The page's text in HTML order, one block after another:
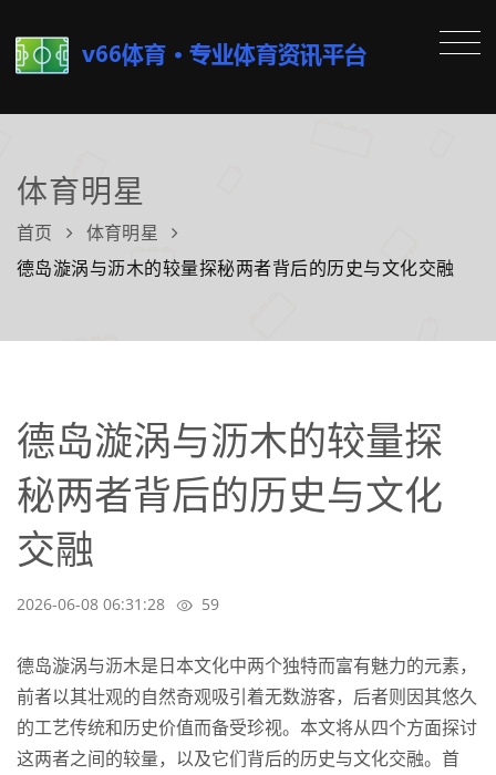
体育明星
首页
体育明星
德岛漩涡与沥木的较量探秘两者背后的历史与文化交融
德岛漩涡与沥木的较量探
秘两者背后的历史与文化
交融
2026-06-08 06:31:28 59
德岛漩涡与沥木是日本文化中两个独特而富有魅力的元素，
前者以其壮观的自然奇观吸引着无数游客，后者则因其悠久
的工艺传统和历史价值而备受珍视。本文将从四个方面探讨
这两者之间的较量，以及它们背后的历史与文化交融。首